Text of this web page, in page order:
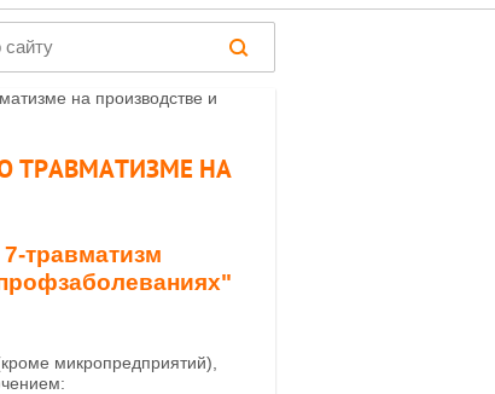
на производстве и
ТРАВМАТИЗМЕ НА
травматизм
микропредприятий),